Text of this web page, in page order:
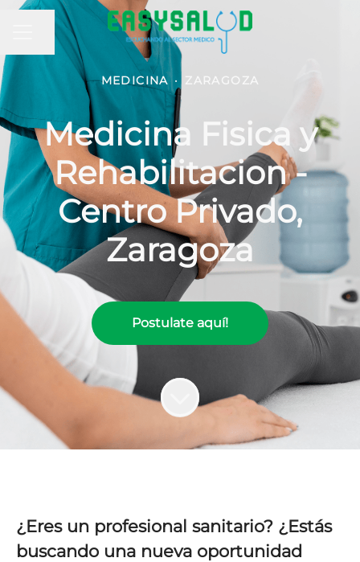
MENÚ DE EMPLEO
Compartir página
MEDICINA · ZARAGOZA
Medicina Fisica y
Rehabilitacion -
Centro Privado,
Zaragoza
Postulate aquí!
¿Eres un profesional sanitario? ¿Estás
buscando una nueva oportunidad